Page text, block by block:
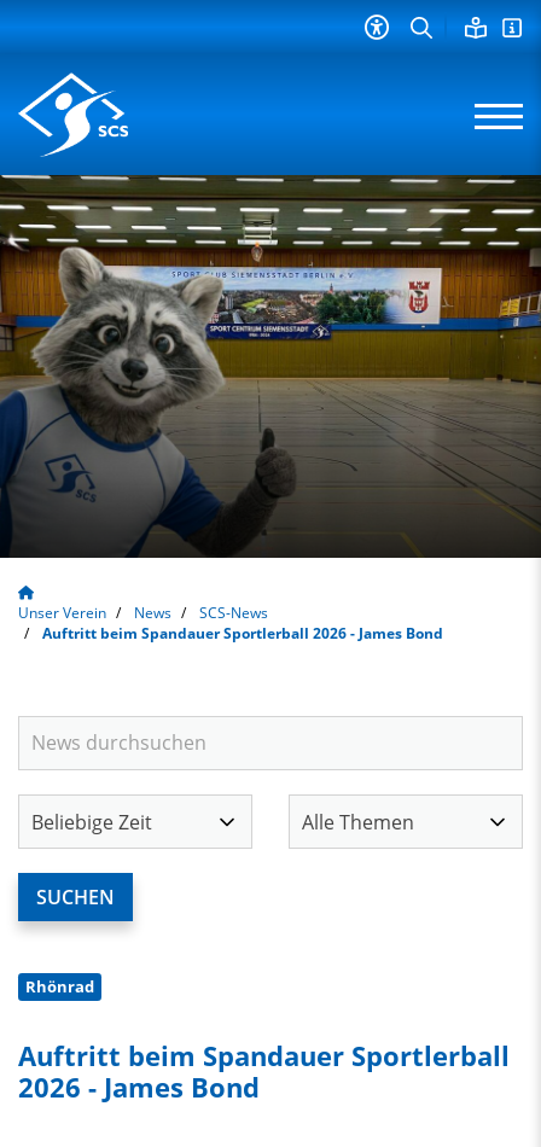
Unser Verein News
SCS-News
Auftritt beim Spandauer Sportlerball 2026 - James Bond
Rhönrad
Auftritt beim Spandauer Sportlerball
2026 - James Bond